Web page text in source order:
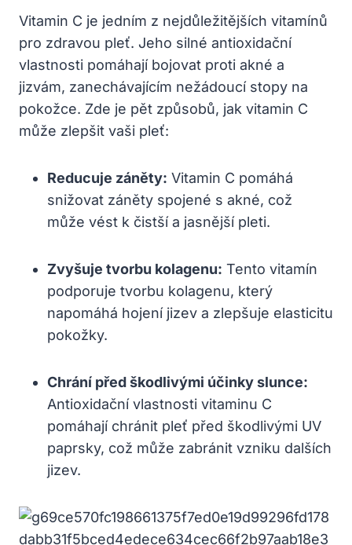
Vitamin⁣ C​ je​ jedním z​ nejdůležitějších vitamínů
pro zdravou pleť.⁢ Jeho ⁢silné antioxidační
vlastnosti pomáhají bojovat proti akné a
jizvám, zanechávajícím nežádoucí stopy na
pokožce. Zde je‌ pět ‌způsobů, jak vitamin C
může zlepšit vaši pleť:
Reducuje záněty: Vitamin⁤ C pomáhá
snižovat záněty ​spojené ⁣s akné, ⁢což
může⁣ vést k ⁣čistší a jasnější pleti.
Zvyšuje tvorbu kolagenu: Tento vitamín
podporuje⁢ tvorbu ‌kolagenu,‍ který
napomáhá hojení jizev a zlepšuje elasticitu
pokožky.
Chrání před škodlivými účinky slunce:
Antioxidační vlastnosti vitaminu ​C
pomáhají chránit pleť před škodlivými⁤ UV
paprsky, což⁣ může zabránit‌ vzniku dalších‍
jizev.